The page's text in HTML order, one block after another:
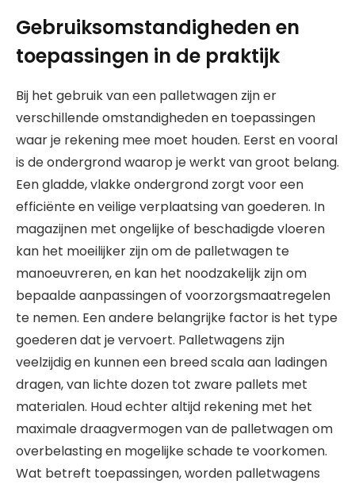
Gebruiksomstandigheden en
toepassingen in de praktijk
Bij het gebruik van een palletwagen zijn er
verschillende omstandigheden en toepassingen
waar je rekening mee moet houden. Eerst en vooral
is de ondergrond waarop je werkt van groot belang.
Een gladde, vlakke ondergrond zorgt voor een
efficiënte en veilige verplaatsing van goederen. In
magazijnen met ongelijke of beschadigde vloeren
kan het moeilijker zijn om de palletwagen te
manoeuvreren, en kan het noodzakelijk zijn om
bepaalde aanpassingen of voorzorgsmaatregelen
te nemen. Een andere belangrijke factor is het type
goederen dat je vervoert. Palletwagens zijn
veelzijdig en kunnen een breed scala aan ladingen
dragen, van lichte dozen tot zware pallets met
materialen. Houd echter altijd rekening met het
maximale draagvermogen van de palletwagen om
overbelasting en mogelijke schade te voorkomen.
Wat betreft toepassingen, worden palletwagens